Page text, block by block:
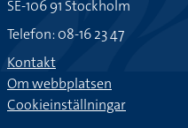
SE-106 91 Stockholm
Telefon: 08-16 23 47
Kontakt
Om webbplatsen
Cookieinställningar